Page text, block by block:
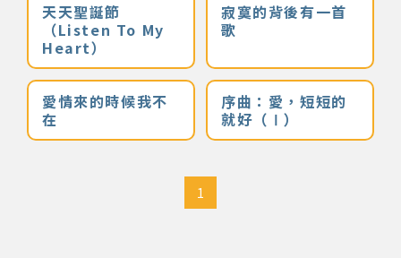
天天聖誕節
（Listen To My
Heart）
寂寞的背後有一首
歌
愛情來的時候我不
在
序曲：愛，短短的
就好（Ⅰ）
1